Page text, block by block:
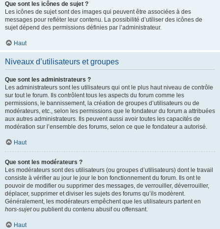
Que sont les icônes de sujet ?
Les icônes de sujet sont des images qui peuvent être associées à des
messages pour refléter leur contenu. La possibilité d’utiliser des icônes de
sujet dépend des permissions définies par l’administrateur.
Haut
Niveaux d’utilisateurs et groupes
Que sont les administrateurs ?
Les administrateurs sont les utilisateurs qui ont le plus haut niveau de contrôle
sur tout le forum. Ils contrôlent tous les aspects du forum comme les
permissions, le bannissement, la création de groupes d’utilisateurs ou de
modérateurs, etc., selon les permissions que le fondateur du forum a attribuées
aux autres administrateurs. Ils peuvent aussi avoir toutes les capacités de
modération sur l’ensemble des forums, selon ce que le fondateur a autorisé.
Haut
Que sont les modérateurs ?
Les modérateurs sont des utilisateurs (ou groupes d’utilisateurs) dont le travail
consiste à vérifier au jour le jour le bon fonctionnement du forum. Ils ont le
pouvoir de modifier ou supprimer des messages, de verrouiller, déverrouiller,
déplacer, supprimer et diviser les sujets des forums qu’ils modèrent.
Généralement, les modérateurs empêchent que les utilisateurs partent en
hors-sujetou publient du contenu abusif ou offensant.
Haut